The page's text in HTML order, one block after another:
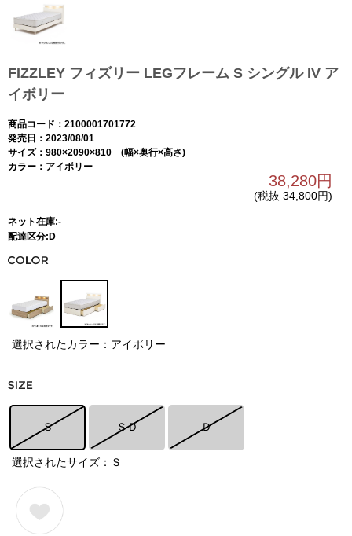
FIZZLEY フィズリー LEGフレーム S シングル IV ア
イボリー
商品コード：2100001701772
発売日：2023/08/01
サイズ：980×2090×810 (幅×奥行×高さ)
カラー：アイボリー
38,280円
(税抜 34,800円)
ネット在庫:-
配達区分:D
選択されたカラー：アイボリー
Ｓ ＳＤ Ｄ
選択されたサイズ：Ｓ